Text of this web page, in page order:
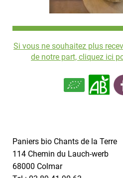
Si vous ne souhaitez plus
de notre part, cliquez ici
Paniers bio Chants de la Terre
114 Chemin du Lauch-werb
68000 Colmar